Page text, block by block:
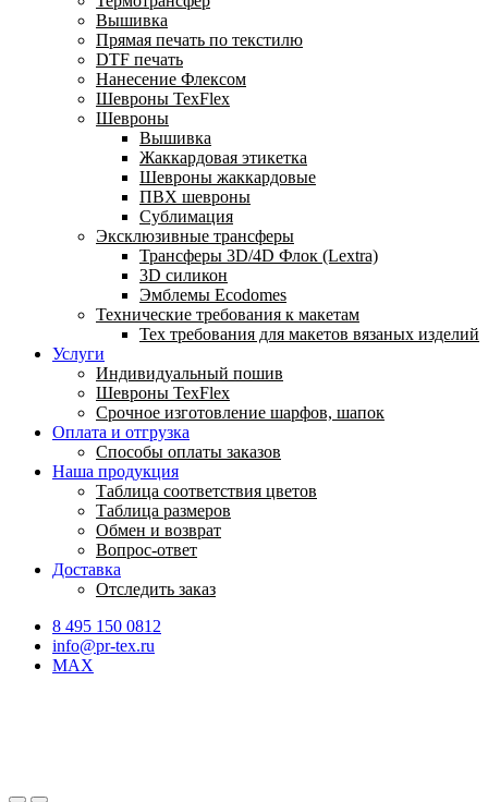
Вышивка
Прямая печать по текстилю
DTF печать
Нанесение Флексом
Шевроны TexFlex
Шевроны
Вышивка
Жаккардовая этикетка
Шевроны жаккардовые
ПВХ шевроны
Сублимация
Эксклюзивные трансферы
Трансферы 3D/4D Флок (Lextra)
3D силикон
Эмблемы Ecodomes
Технические требования к макетам
Тех требования для макетов вязаных изделий
Услуги
Индивидуальный пошив
Шевроны TexFlex
Срочное изготовление шарфов, шапок
Оплата и отгрузка
Способы оплаты заказов
Наша продукция
Таблица соответствия цветов
Таблица размеров
Обмен и возврат
Вопрос-ответ
Доставка
Отследить заказ
8 495 150 0812
info@pr-tex.ru
MAX